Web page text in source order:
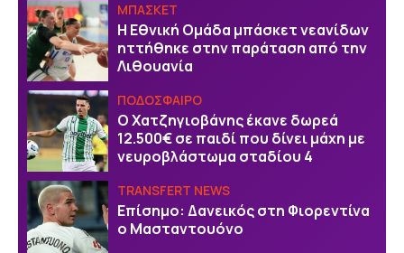
ΜΠΑΣΚΕΤ
Η Εθνική Ομάδα μπάσκετ νεανίδων
ηττήθηκε στην παράταση από την
Λιθουανία
ΠΟΔΟΣΦΑΙΡΟ
Ο Χατζηγιοβάνης έκανε δωρεά
12.500€ σε παιδί που δίνει μάχη με
νευροβλάστωμα σταδίου 4
TRANSFERT NEWS
Επίσημο: Δανεικός στη Φιορεντίνα
ο Μασταντουόνο